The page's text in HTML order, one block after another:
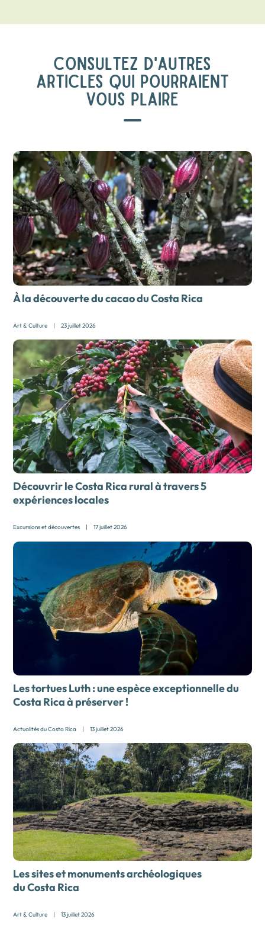
CONSULTEZ D'AUTRES
ARTICLES QUI POURRAIENT
VOUS PLAIRE
À la découverte du cacao du Costa Rica
Art & Culture | 23 juillet 2026
Découvrir le Costa Rica rural à travers 5
expériences locales
Excursions et découvertes | 17 juillet 2026
Les tortues Luth : une espèce exceptionnelle du
Costa Rica à préserver !
Actualités du Costa Rica | 13 juillet 2026
Les sites et monuments archéologiques
du Costa Rica
Art & Culture | 13 juillet 2026